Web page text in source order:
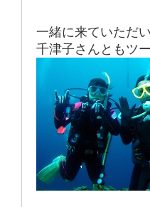
一緒に来ていただ
千津子さんともツ